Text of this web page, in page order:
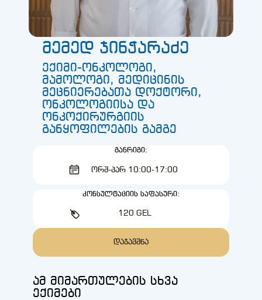
მემედ ჯინჭარაძე
ექიმი-ონკოლოგი,
მამოლოგი, მედიცინის
მეცნიერებათა დოქტორი,
ონკოლოგიისა და
ონკოქირურგიის
განყოფილების გამგე
ᲒᲐᲜᲠᲘᲒᲘ:
ᲝᲠᲨ-ᲞᲐᲠ 10:00-17:00
ᲙᲝᲜᲡᲣᲚᲢᲐᲪᲘᲘᲡ ᲡᲐᲤᲐᲡᲣᲠᲘ:
120 GEL
ᲓᲐᲯᲐᲕᲨᲜᲐ
ამ მიმართულების სხვა
ექიმები